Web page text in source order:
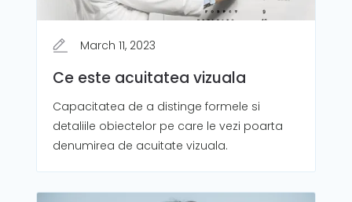
March 11, 2023
Ce este acuitatea vizuala
Capacitatea de a distinge formele si
detaliile obiectelor pe care le vezi poarta
denumirea de acuitate vizuala.